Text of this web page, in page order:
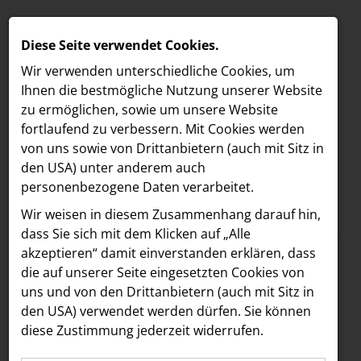
MELDUNGEN
LOEBELL NORDBERG
INNER
aehre
Astoria Artshow
B/S/H Hausgeräte
Meldungen / Vöslauer
Text Bilder
12.06.2026
Vöslauer investiert 19
Millionen in die
Diese Seite verwendet Cookies.
Wir verwenden unterschiedliche Cookies, um
Ihnen die best­mögliche Nutzung unserer Website
zu ermöglichen, sowie um unsere Website
fortlaufend zu verbessern. Mit Cookies werden
von uns sowie von Drittanbietern (auch mit Sitz in
den USA) unter anderem auch
personenbezogene Daten verarbeitet.
Wir weisen in diesem Zusammenhang darauf hin,
dass Sie sich mit dem Klicken auf „Alle
akzeptieren“ damit ein­ver­standen erklären, dass
die auf unserer Seite eingesetzten Cookies von
uns und von den Drittanbietern (auch mit Sitz in
den USA) verwendet werden dürfen. Sie können
diese Zustimmung jederzeit widerrufen.